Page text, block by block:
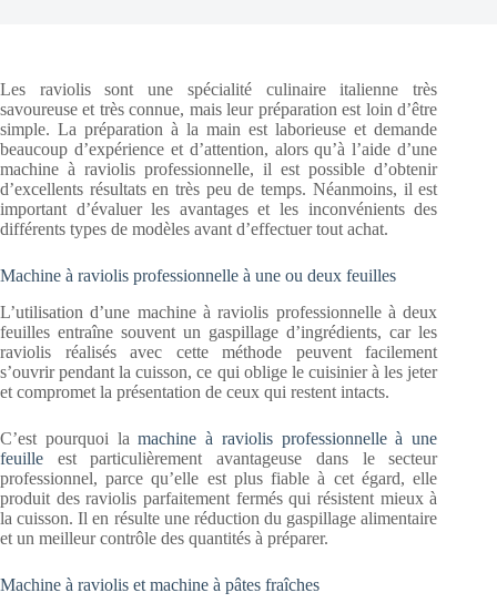
Les raviolis sont une spécialité culinaire italienne très
savoureuse et très connue, mais leur préparation est loin d’être
simple. La préparation à la main est laborieuse et demande
beaucoup d’expérience et d’attention, alors qu’à l’aide d’une
machine à raviolis professionnelle, il est possible d’obtenir
d’excellents résultats en très peu de temps. Néanmoins, il est
important d’évaluer les avantages et les inconvénients des
différents types de modèles avant d’effectuer tout achat.
Machine à raviolis professionnelle à une ou deux feuilles
L’utilisation d’une machine à raviolis professionnelle à deux
feuilles entraîne souvent un gaspillage d’ingrédients, car les
raviolis réalisés avec cette méthode peuvent facilement
s’ouvrir pendant la cuisson, ce qui oblige le cuisinier à les jeter
et compromet la présentation de ceux qui restent intacts.
C’est pourquoi lamachine à raviolis professionnelle à une
feuille est particulièrement avantageuse dans le secteur
professionnel, parce qu’elle est plus fiable à cet égard, elle
produit des raviolis parfaitement fermés qui résistent mieux à
la cuisson. Il en résulte une réduction du gaspillage alimentaire
et un meilleur contrôle des quantités à préparer.
Machine à raviolis et machine à pâtes fraîches